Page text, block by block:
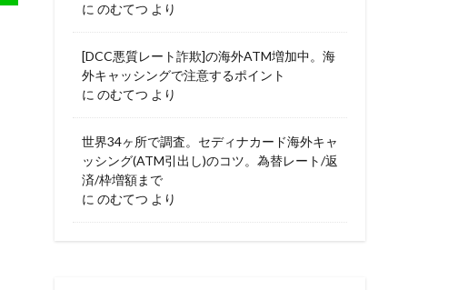
に のむてつ より
[DCC悪質レート詐欺]の海外ATM増加中。海
外キャッシングで注意するポイント
に のむてつ より
世界34ヶ所で調査。セディナカード海外キャ
ッシング(ATM引出し)のコツ。為替レート/返
済/枠増額まで
に のむてつ より